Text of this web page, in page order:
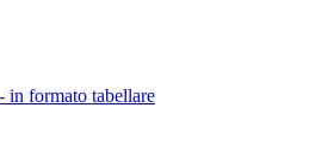
in formato tabellare